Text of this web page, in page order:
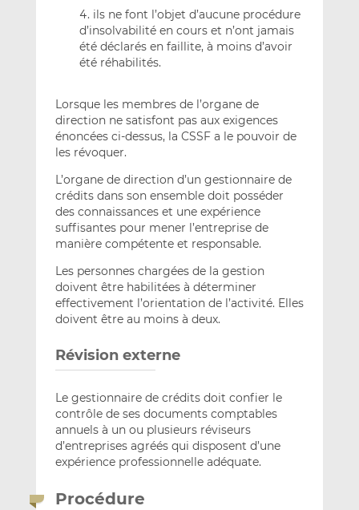
ils ne font l’objet d’aucune procédure
d’insolvabilité en cours et n’ont jamais
été déclarés en faillite, à moins d’avoir
été réhabilités.
Lorsque les membres de l’organe de
direction ne satisfont pas aux exigences
énoncées ci-dessus, la CSSF a le pouvoir de
les révoquer.
L’organe de direction d’un gestionnaire de
crédits dans son ensemble doit posséder
des connaissances et une expérience
suffisantes pour mener l’entreprise de
manière compétente et responsable.
Les personnes chargées de la gestion
doivent être habilitées à déterminer
effectivement l’orientation de l’activité. Elles
doivent être au moins à deux.
Révision externe
Le gestionnaire de crédits doit confier le
contrôle de ses documents comptables
annuels à un ou plusieurs réviseurs
d’entreprises agréés qui disposent d’une
expérience professionnelle adéquate.
Procédure